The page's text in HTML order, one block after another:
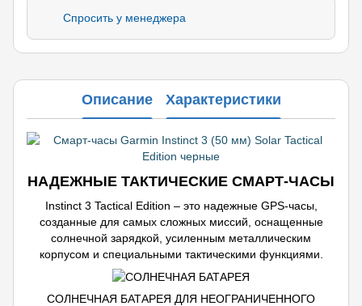
Спросить у менеджера
Описание Характеристики
НАДЕЖНЫЕ ТАКТИЧЕСКИЕ СМАРТ-ЧАСЫ
Instinct 3 Tactical Edition – это надежные GPS-часы,
созданные для самых сложных миссий, оснащенные
солнечной зарядкой, усиленным металлическим
корпусом и специальными тактическими функциями.
СОЛНЕЧНАЯ БАТАРЕЯ ДЛЯ НЕОГРАНИЧЕННОГО